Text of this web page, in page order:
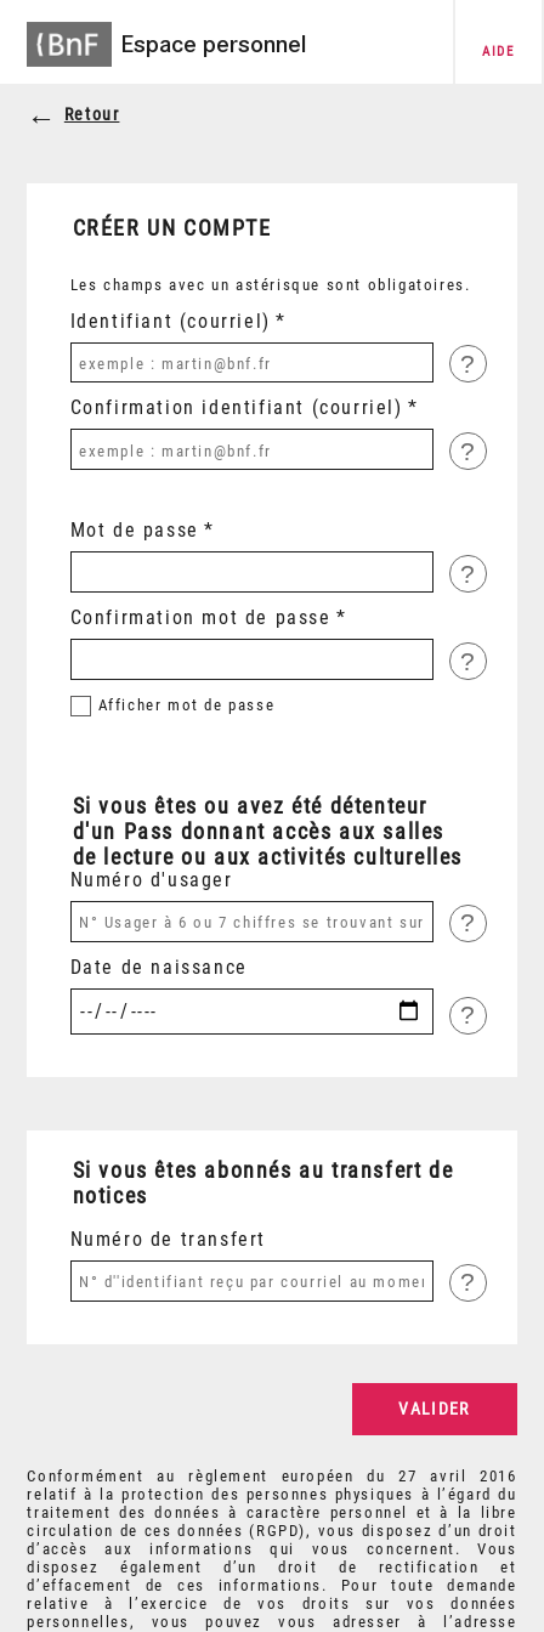
Espace personnel AIDE
Retour
CRÉER UN COMPTE
Les champs avec un astérisque sont obligatoires.
Identifiant (courriel)
?
Confirmation identifiant (courriel)
?
Mot de passe
?
Confirmation mot de passe
?
Afficher mot de passe
Si vous êtes ou avez été détenteur
d'un Pass donnant accès aux salles
de lecture ou aux activités culturelles
Numéro d'usager
?
Date de naissance
?
Si vous êtes abonnés au transfert de
notices
Numéro de transfert
?
Conformément au règlement européen du 27 avril 2016
relatif à la protection des personnes physiques à l’égard du
traitement des données à caractère personnel et à la libre
circulation de ces données (RGPD), vous disposez d’un droit
d’accès aux informations qui vous concernent. Vous
disposez également d’un droit de rectification et
d’effacement de ces informations. Pour toute demande
relative à l’exercice de vos droits sur vos données
personnelles, vous pouvez vous adresser à l’adresse